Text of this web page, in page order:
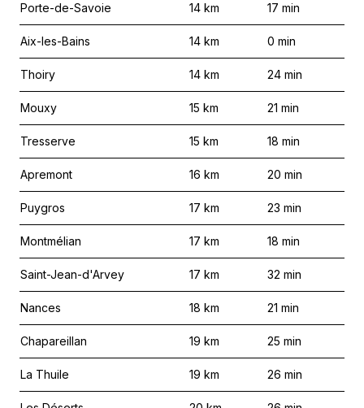
Porte-de-Savoie 14 km 17 min
Aix-les-Bains 14 km 0 min
Thoiry 14 km 24 min
Mouxy 15 km 21 min
Tresserve 15 km 18 min
Apremont 16 km 20 min
Puygros 17 km 23 min
Montmélian 17 km 18 min
Saint-Jean-d'Arvey 17 km 32 min
Nances 18 km 21 min
Chapareillan 19 km 25 min
La Thuile 19 km 26 min